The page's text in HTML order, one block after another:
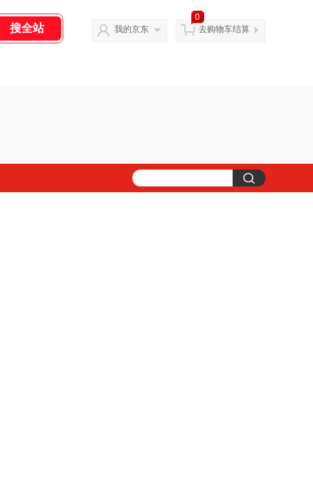
我的京东
0
去购物车结算